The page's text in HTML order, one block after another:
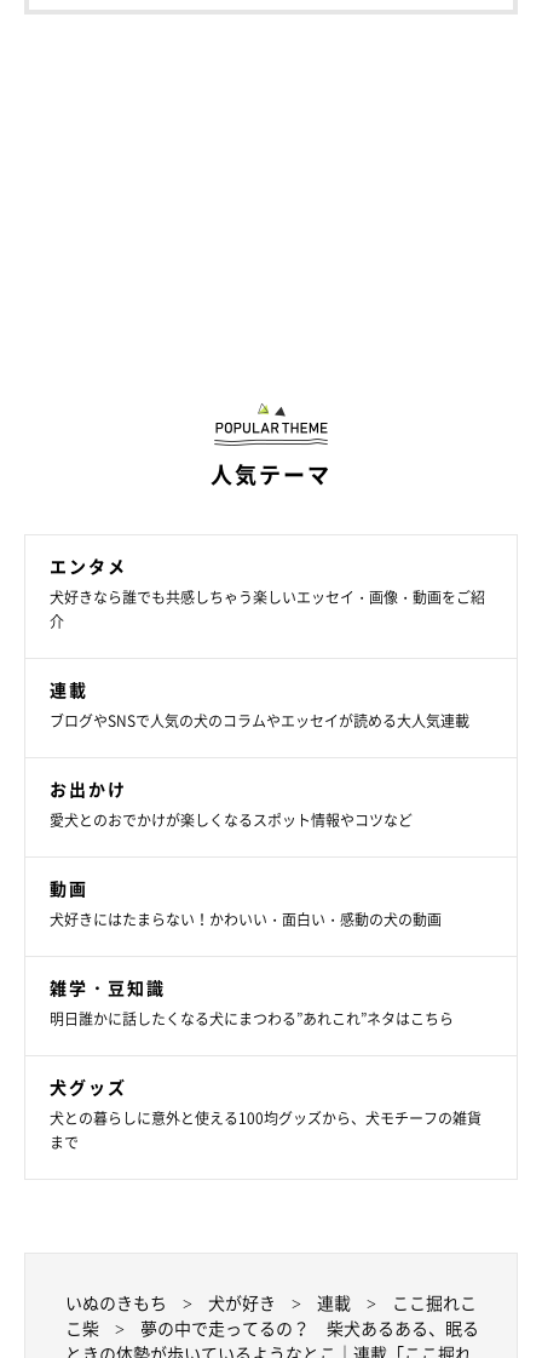
人気テーマ
エンタメ
犬好きなら誰でも共感しちゃう楽しいエッセイ・画像・動画をご紹
介
連載
ブログやSNSで人気の犬のコラムやエッセイが読める大人気連載
お出かけ
愛犬とのおでかけが楽しくなるスポット情報やコツなど
動画
犬好きにはたまらない！かわいい・面白い・感動の犬の動画
雑学・豆知識
明日誰かに話したくなる犬にまつわる”あれこれ”ネタはこちら
犬グッズ
犬との暮らしに意外と使える100均グッズから、犬モチーフの雑貨
まで
いぬのきもち 犬が好き 連載
ここ掘れこ
こ柴
夢の中で走ってるの？ 柴犬あるある、眠る
ときの体勢が歩いているようなとこ｜連載「ここ掘れ